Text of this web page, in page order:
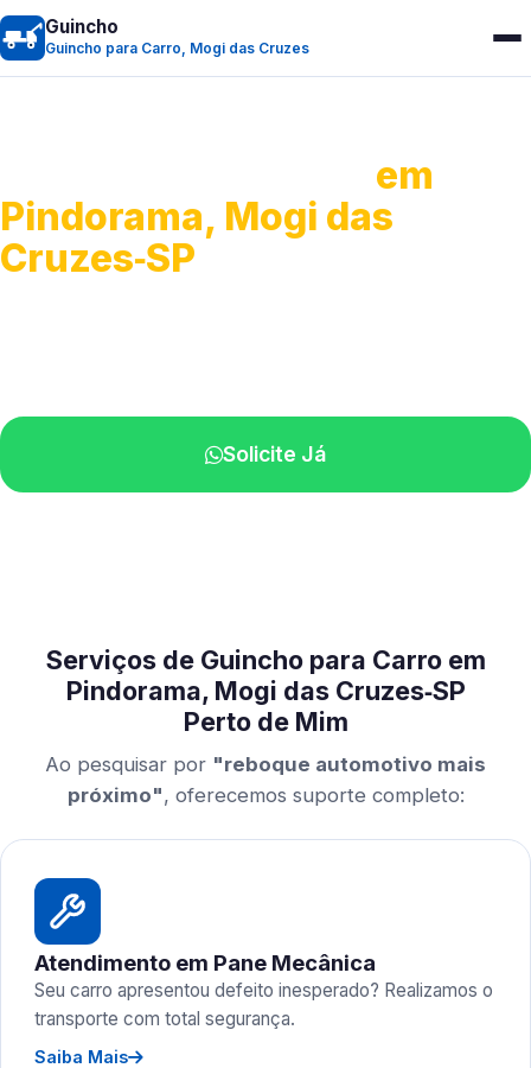
Guincho
Guincho para Carro, Mogi das Cruzes
em
Pindorama, Mogi das
Cruzes‑SP
Solicite Já
Serviços de Guincho para Carro em
Pindorama, Mogi das Cruzes‑SP
Perto de Mim
Ao pesquisar por "reboque automotivo mais
próximo", oferecemos suporte completo:
Atendimento em Pane Mecânica
Seu carro apresentou defeito inesperado? Realizamos o
transporte com total segurança.
Saiba Mais